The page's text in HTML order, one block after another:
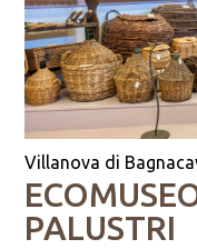
Villanova di
PALUSTRI